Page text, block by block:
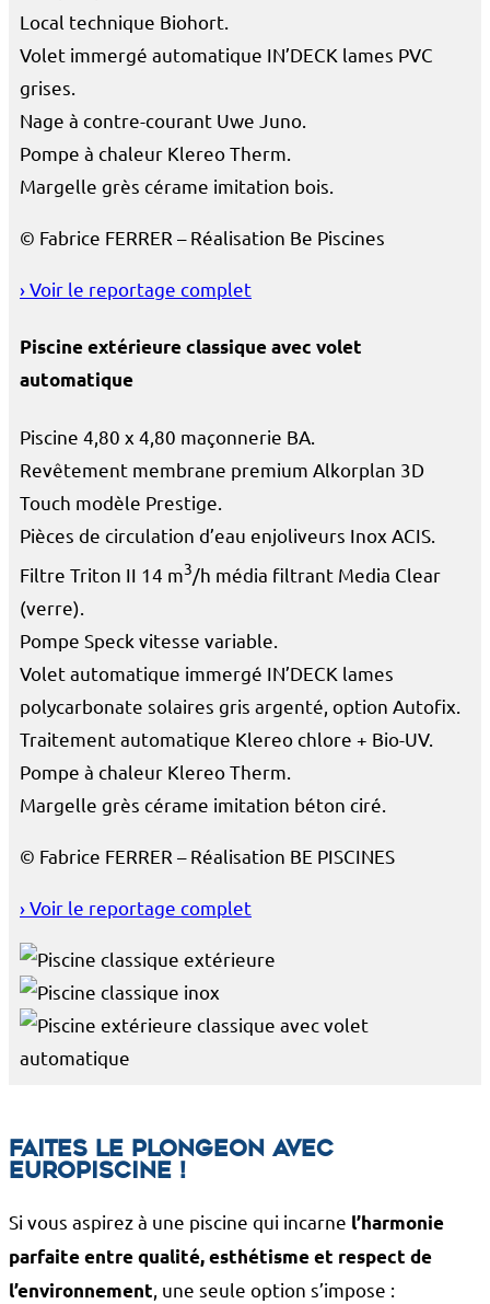
Local technique Biohort.
Volet immergé automatique IN’DECK lames PVC
grises.
Nage à contre-courant Uwe Juno.
Pompe à chaleur Klereo Therm.
Margelle grès cérame imitation bois.
© Fabrice FERRER – Réalisation Be Piscines
› Voir le reportage complet
Piscine extérieure classique avec volet
automatique
Piscine 4,80 x 4,80 maçonnerie BA.
Revêtement membrane premium Alkorplan 3D
Touch modèle Prestige.
Pièces de circulation d’eau enjoliveurs Inox ACIS.
Filtre Triton II 14 m3/h média filtrant Media Clear
(verre).
Pompe Speck vitesse variable.
Volet automatique immergé IN’DECK lames
polycarbonate solaires gris argenté, option Autofix.
Traitement automatique Klereo chlore + Bio-UV.
Pompe à chaleur Klereo Therm.
Margelle grès cérame imitation béton ciré.
© Fabrice FERRER – Réalisation BE PISCINES
› Voir le reportage complet
Faites le plongeon avec
EuroPiscine !
Si vous aspirez à une piscine qui incarne l’harmonie
parfaite entre qualité, esthétisme et respect de
l’environnement , une seule option s’impose :